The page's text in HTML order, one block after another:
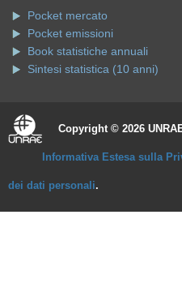
Pocket mercato
Pocket emissioni
Book statistiche annuali
Sintesi statistica (10 anni)
Copyright © 2026
Informativa Estesa sulla
dei dati personali.